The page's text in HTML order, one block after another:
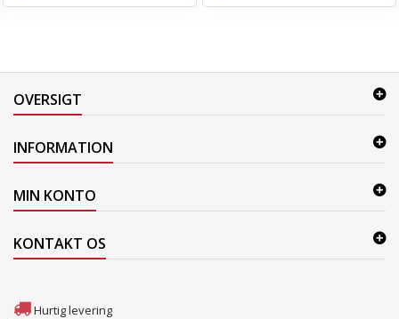
OVERSIGT
INFORMATION
MIN KONTO
KONTAKT OS
Hurtig levering